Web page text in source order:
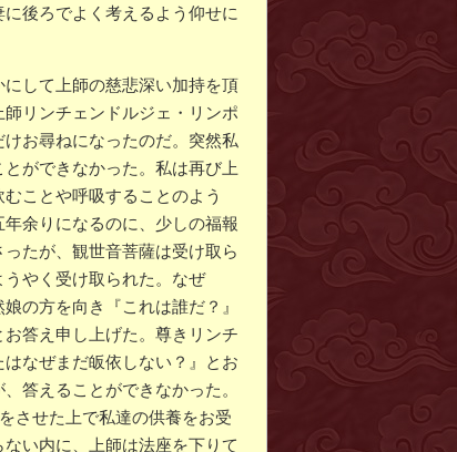
後ろでよく考えるよう仰せに
して上師の慈悲深い加持を頂
リンチェンドルジェ・リンポ
お尋ねになったのだ。突然私
ができなかった。私は再び上
ことや呼吸することのよう
余りになるのに、少しの福報
たが、観世音菩薩は受け取ら
やく受け取られた。なぜ
の方を向き『これは誰だ？』
答え申し上げた。尊きリンチ
なぜまだ皈依しない？』とお
答えることができなかった。
させた上で私達の供養をお受
い内に、上師は法座を下りて